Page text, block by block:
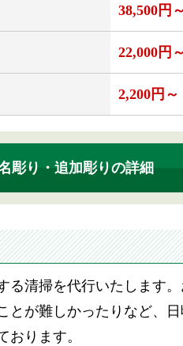
38,500円～
22,000円～
2,200円～
彫り・追加彫りの詳細
る清掃を代行いたします
とが難しかったりなど、
おります。